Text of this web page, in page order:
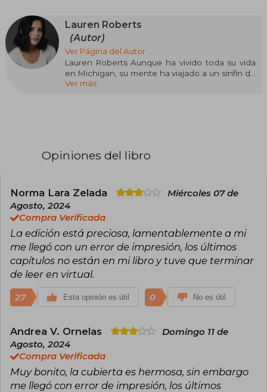
Lauren Roberts
(Autor)
Ver Página del Autor
Lauren Roberts Aunque ha vivido toda su vida
en Michigan, su mente ha viajado a un sinfín de
mundos extraordinarios. Además de escribir
TikTok. Además de vivir en mundos de fantasía,
sopas de letras o colorear.
Ver más
Opiniones del libro
Norma Lara Zelada
Miércoles 07 de
Agosto, 2024
Compra Verificada
La edición está preciosa, lamentablemente a mi
me llegó con un error de impresión, los últimos
capítulos no están en mi libro y tuve que terminar
de leer en virtual.
27 Esta opinión es útil 0 No es útil
Andrea V. Ornelas
Domingo 11 de
Agosto, 2024
Compra Verificada
Muy bonito, la cubierta es hermosa, sin embargo
me llegó con error de impresión, los últimos